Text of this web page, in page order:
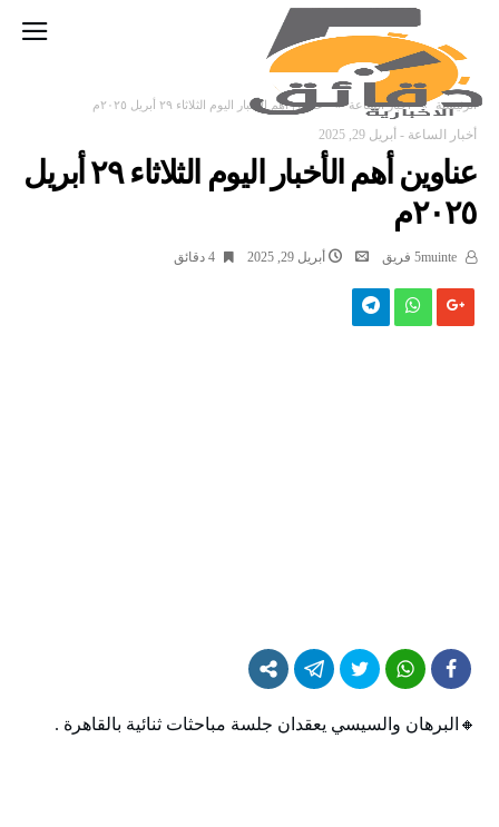
‫الرئيسية‬ أخبار الساعة عناوين أهم الأخبار اليوم الثلاثاء ٢٩ أبريل ٢٠٢٥م
أخبار الساعة - أبريل 29, 2025
عناوين أهم الأخبار اليوم الثلاثاء ٢٩ أبريل
٢٠٢٥م
أبريل 29, 2025 4 ‫دقائق‬
🔸‬‏البرهان والسيسي يعقدان جلسة مباحثات ثنائية بالقاهرة .